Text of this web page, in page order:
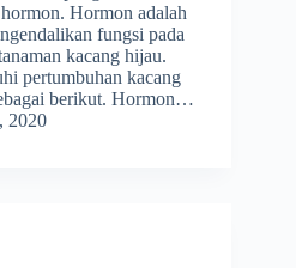
Hormon adalah
fungsi pada
kacang hijau.
pertumbuhan kacang
berikut. Hormon…
2020